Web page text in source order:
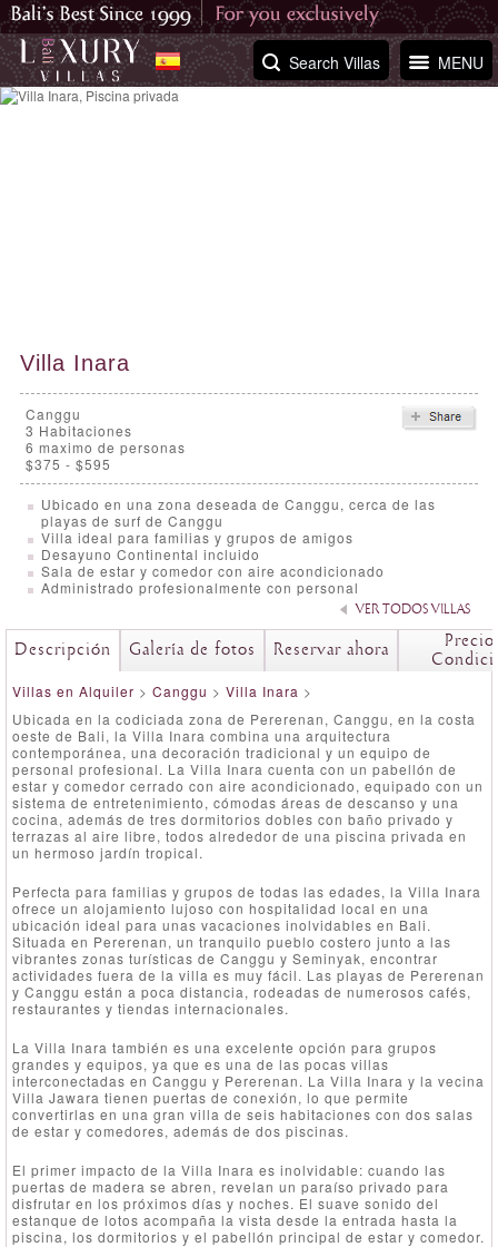
MENU
Search Villas
Villa Inara
Canggu
3 Habitaciones
6 maximo de personas
$375 - $595
Ubicado en una zona deseada de Canggu, cerca de las
playas de surf de Canggu
Villa ideal para familias y grupos de amigos
Desayuno Continental incluido
Sala de estar y comedor con aire acondicionado
Administrado profesionalmente con personal
VER TODOS VILLAS
Descripción Galería de fotos Reservar ahora
Villas en Alquiler > Canggu > Villa Inara >
Ubicada en la codiciada zona de Pererenan, Canggu, en la costa
oeste de Bali, la Villa Inara combina una arquitectura
contemporánea, una decoración tradicional y un equipo de
personal profesional. La Villa Inara cuenta con un pabellón de
estar y comedor cerrado con aire acondicionado, equipado con un
sistema de entretenimiento, cómodas áreas de descanso y una
cocina, además de tres dormitorios dobles con baño privado y
terrazas al aire libre, todos alrededor de una piscina privada en
un hermoso jardín tropical.
Perfecta para familias y grupos de todas las edades, la Villa Inara
ofrece un alojamiento lujoso con hospitalidad local en una
ubicación ideal para unas vacaciones inolvidables en Bali.
Situada en Pererenan, un tranquilo pueblo costero junto a las
vibrantes zonas turísticas de Canggu y Seminyak, encontrar
actividades fuera de la villa es muy fácil. Las playas de Pererenan
y Canggu están a poca distancia, rodeadas de numerosos cafés,
restaurantes y tiendas internacionales.
La Villa Inara también es una excelente opción para grupos
grandes y equipos, ya que es una de las pocas villas
interconectadas en Canggu y Pererenan. La Villa Inara y la vecina
Villa Jawara tienen puertas de conexión, lo que permite
convertirlas en una gran villa de seis habitaciones con dos salas
de estar y comedores, además de dos piscinas.
El primer impacto de la Villa Inara es inolvidable: cuando las
puertas de madera se abren, revelan un paraíso privado para
disfrutar en los próximos días y noches. El suave sonido del
estanque de lotos acompaña la vista desde la entrada hasta la
piscina, los dormitorios y el pabellón principal de estar y comedor.